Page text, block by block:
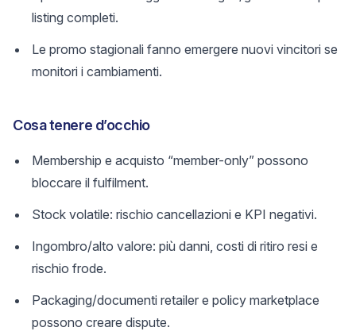
listing completi.
Le promo stagionali fanno emergere nuovi vincitori se
monitori i cambiamenti.
Cosa tenere d’occhio
Membership e acquisto “member-only” possono
bloccare il fulfilment.
Stock volatile: rischio cancellazioni e KPI negativi.
Ingombro/alto valore: più danni, costi di ritiro resi e
rischio frode.
Packaging/documenti retailer e policy marketplace
possono creare dispute.